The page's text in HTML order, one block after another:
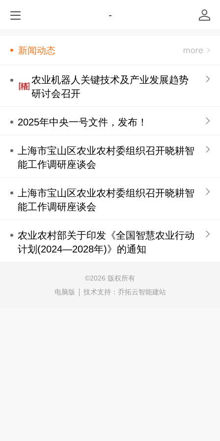
-
新闻动态
农业机器人关键技术及产业发展趋势
研讨会召开
2025年中央一号文件，发布！
上海市宝山区农业农村委组织召开晓耕智
能工作调研座谈会
上海市宝山区农业农村委组织召开晓耕智
能工作调研座谈会
农业农村部关于印发《全国智慧农业行动
计划(2024—2028年)》的通知
©2026 版权所有
电脑版
技术支持： 乔拓云智能建站